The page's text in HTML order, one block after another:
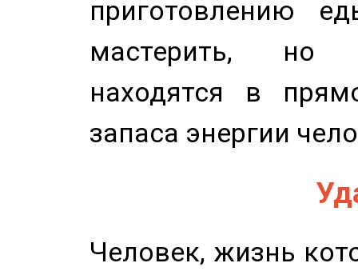
приготовлению
мастерить, но
находятся в
запаса энергии
Человек, жизнь